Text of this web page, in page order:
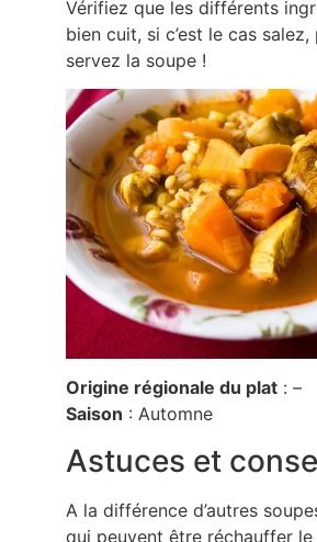
Vérifiez que les différents
bien cuit, si c’est le cas
servez la soupe !
Origine régionale du plat : –
Saison : Automne
Astuces et
A la différence d’autres
qui peuvent être réchauffer le